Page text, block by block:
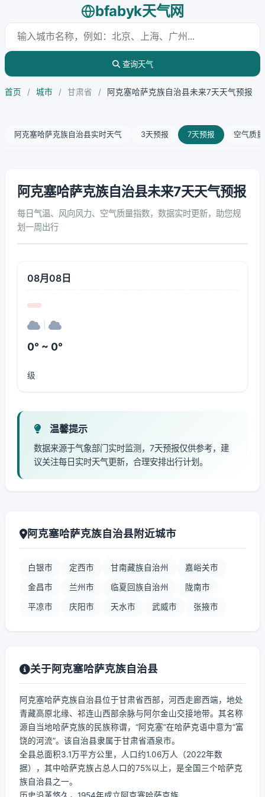
bfabyk天气网
查询天气
首页 / 城市 / 甘肃省 / 阿克塞哈萨克族自治县未来7天天气预报
阿克塞哈萨克族自治县实时天气 3天预报 7天预报 空气质量
阿克塞哈萨克族自治县未来7天天气预报
每日气温、风向风力、空气质量指数，数据实时更新，助您规
划一周出行
08月08日
0° ~ 0°
级
温馨提示
数据来源于气象部门实时监测，7天预报仅供参考，建
议关注每日实时天气更新，合理安排出行计划。
阿克塞哈萨克族自治县附近城市
白银市 定西市 甘南藏族自治州 嘉峪关市
金昌市 兰州市 临夏回族自治州 陇南市
平凉市 庆阳市 天水市 武威市 张掖市
关于阿克塞哈萨克族自治县
阿克塞哈萨克族自治县位于甘肃省西部，河西走廊西端，地处
青藏高原北缘、祁连山西部余脉与阿尔金山交接地带。其名称
源自当地哈萨克族的民族称谓，“阿克塞”在哈萨克语中意为“富
饶的河流”。该自治县隶属于甘肃省酒泉市。
全县总面积3.1万平方公里，人口约1.06万人（2022年数
据），其中哈萨克族占总人口的75%以上，是全国三个哈萨克
族自治县之一。